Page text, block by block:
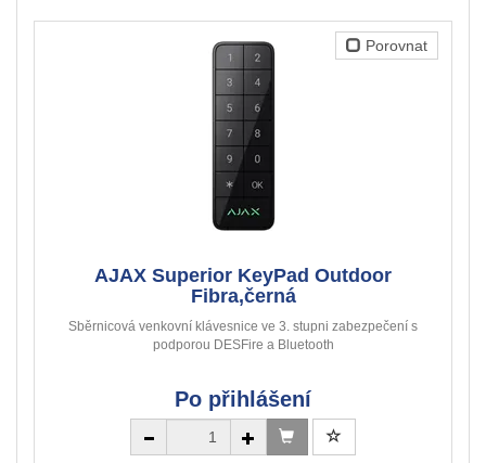
Porovnat
AJAX Superior KeyPad Outdoor
Fibra,černá
Sběrnicová venkovní klávesnice ve 3. stupni zabezpečení s
podporou DESFire a Bluetooth
Po přihlášení